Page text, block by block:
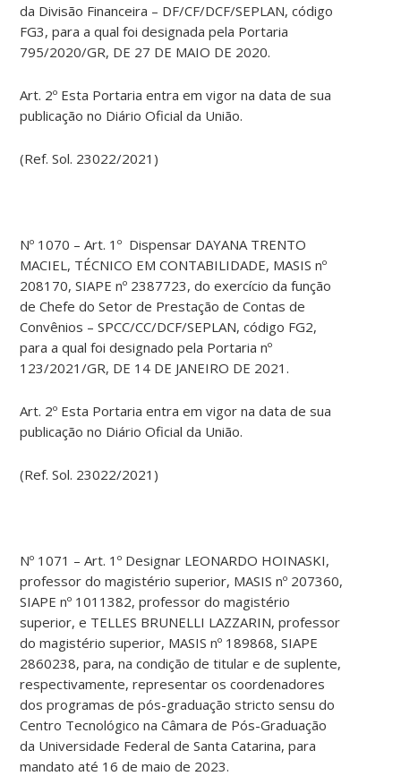
da Divisão Financeira – DF/CF/DCF/SEPLAN, código
FG3, para a qual foi designada pela Portaria
795/2020/GR, DE 27 DE MAIO DE 2020.
Art. 2º Esta Portaria entra em vigor na data de sua
publicação no Diário Oficial da União.
(Ref. Sol. 23022/2021)
Nº 1070 – Art. 1º Dispensar DAYANA TRENTO
MACIEL, TÉCNICO EM CONTABILIDADE, MASIS nº
208170, SIAPE nº 2387723, do exercício da função
de Chefe do Setor de Prestação de Contas de
Convênios – SPCC/CC/DCF/SEPLAN, código FG2,
para a qual foi designado pela Portaria nº
123/2021/GR, DE 14 DE JANEIRO DE 2021.
Art. 2º Esta Portaria entra em vigor na data de sua
publicação no Diário Oficial da União.
(Ref. Sol. 23022/2021)
Nº 1071 – Art. 1º Designar LEONARDO HOINASKI,
professor do magistério superior, MASIS nº 207360,
SIAPE nº 1011382, professor do magistério
superior, e TELLES BRUNELLI LAZZARIN, professor
do magistério superior, MASIS nº 189868, SIAPE
2860238, para, na condição de titular e de suplente,
respectivamente, representar os coordenadores
dos programas de pós-graduação stricto sensu do
Centro Tecnológico na Câmara de Pós-Graduação
da Universidade Federal de Santa Catarina, para
mandato até 16 de maio de 2023.